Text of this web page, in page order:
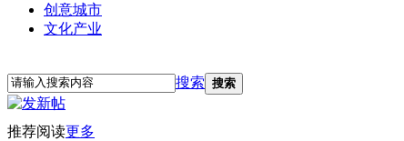
创意城市
文化产业
搜索 搜索
推荐阅读更多